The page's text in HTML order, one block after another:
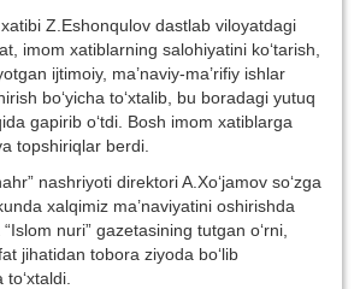
Z.Eshonqulov dastlab viloyatdagi
imom xatiblarning salohiyatini ko‘tarish,
ijtimoiy, ma’naviy-ma’rifiy ishlar
bo‘yicha to‘xtalib, bu boradagi yutuq
gapirib o‘tdi. Bosh imom xatiblarga
topshiriqlar berdi.
nashriyoti direktori A.Xo‘jamov so‘zga
xalqimiz ma’naviyatini oshirishda
nuri” gazetasining tutgan o‘rni,
jihatidan tobora ziyoda bo‘lib